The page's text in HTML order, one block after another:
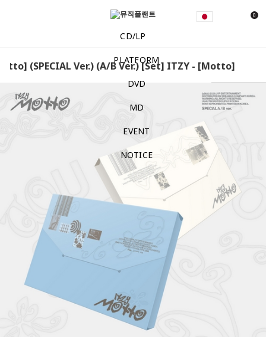
0
CD/LP
PLATFORM
DVD
MD
EVENT
NOTICE
(SPECIAL Ver.) (A/B Ver.) [Set] ITZY - [Motto]